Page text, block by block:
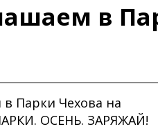
в
Парки Чехова на
ОСЕНЬ. ЗАРЯЖАЙ!